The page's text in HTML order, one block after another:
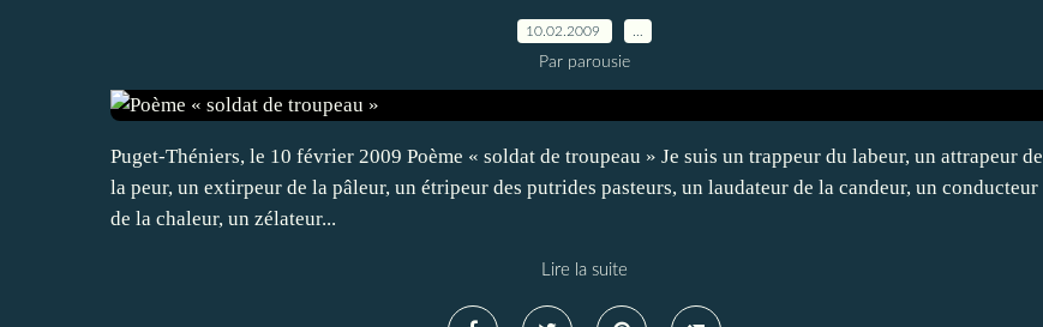
10.02.2009
Par parousie
Puget-Théniers, le 10 février 2009 Poème « soldat de troupeau » Je suis un trappeur du labeur, un attrapeur de
la peur, un extirpeur de la pâleur, un étripeur des putrides pasteurs, un laudateur de la candeur, un conducteur
de la chaleur, un zélateur...
Lire la suite